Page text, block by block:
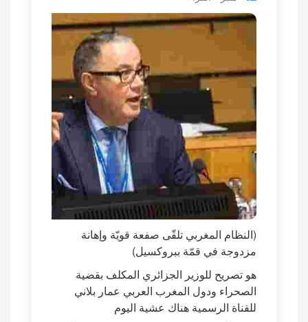
(النظام المغربي تلقّى صفعة قويّة وإهانة
مزدوجة في قمّة ببروكسيل)
هو تصريح للوزير الجزائري المكلف بقضية
الصحراء ودول المغرب العربي عمار بلاني
للقناة الرسمية هناك عشية اليوم